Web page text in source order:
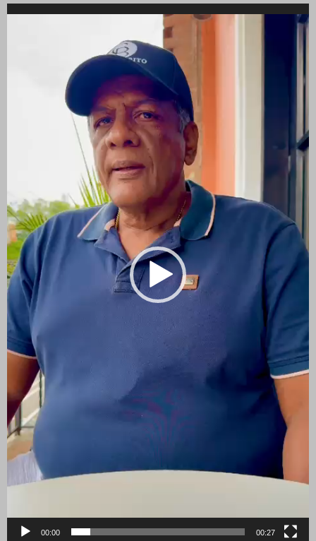
Reproductor
00:00 00:27